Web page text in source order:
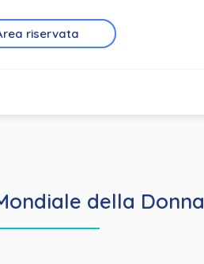
riservata
della Donna